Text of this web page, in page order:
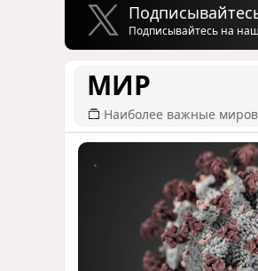
Подписывайтесь на
МИР
Наиболее важные